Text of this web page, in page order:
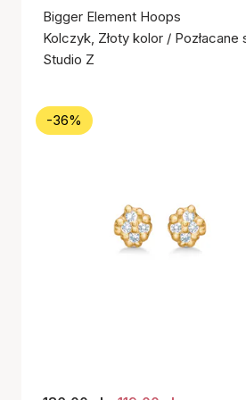
Bigger Element Hoops
Kolczyk, Złoty kolor /
Studio Z
-36%